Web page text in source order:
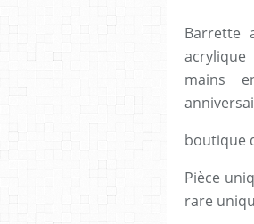
Barrette
mains
boutique
Pièce
rare